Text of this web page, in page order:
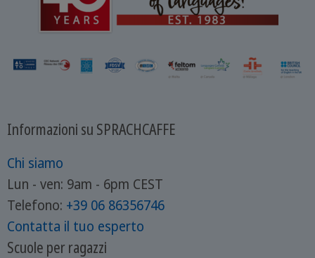
Informazioni su SPRACHCAFFE
Chi siamo
Lun - ven: 9am - 6pm CEST
Telefono: +39 06 86356746
Contatta il tuo esperto
Scuole per ragazzi